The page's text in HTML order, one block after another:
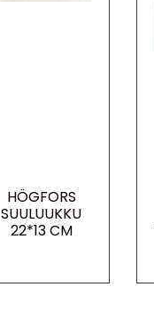
HÖGFORS
SUULUUKKU
22*13 CM